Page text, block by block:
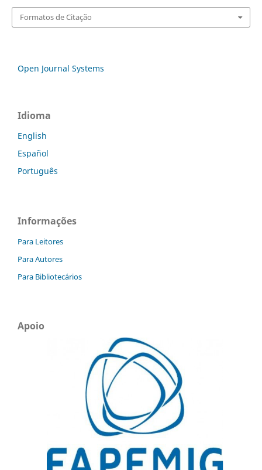
Formatos de Citação
Open Journal Systems
Idioma
English
Español
Português
Informações
Para Leitores
Para Autores
Para Bibliotecários
Apoio